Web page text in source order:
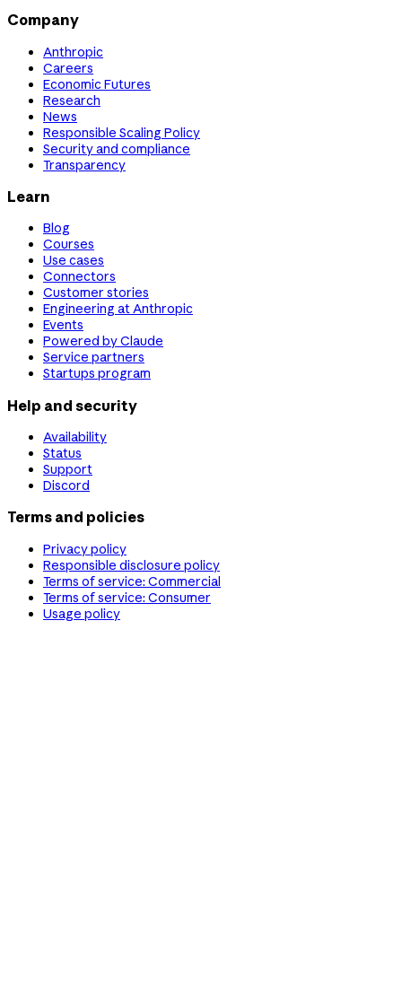
Company
Anthropic
Careers
Economic Futures
Research
News
Responsible Scaling Policy
Security and compliance
Transparency
Learn
Blog
Courses
Use cases
Connectors
Customer stories
Engineering at Anthropic
Events
Powered by Claude
Service partners
Startups program
Help and security
Availability
Status
Support
Discord
Terms and policies
Privacy policy
Responsible disclosure policy
Terms of service: Commercial
Terms of service: Consumer
Usage policy